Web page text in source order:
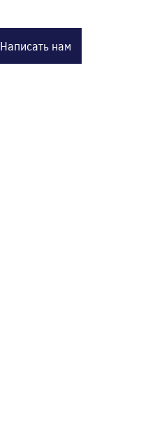
Написать нам